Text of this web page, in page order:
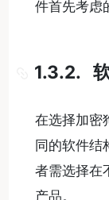
件首先考虑
1.3.2.
在选择加密
同的软件结
者需选择在
产品。